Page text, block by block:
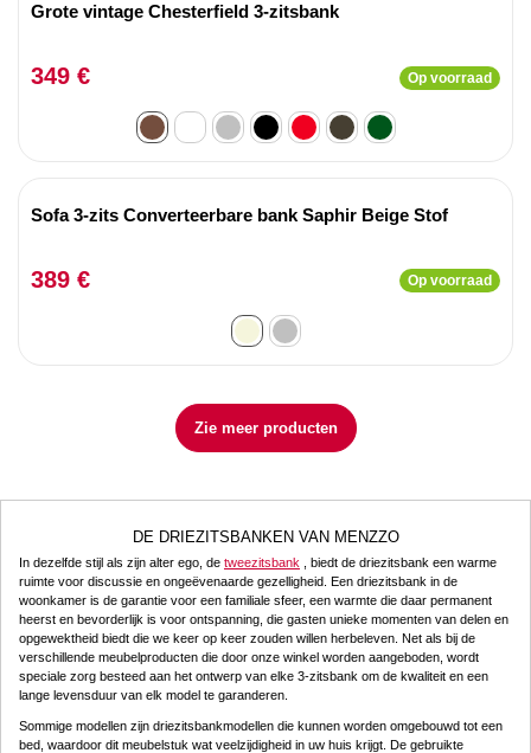
Grote vintage Chesterfield 3-zitsbank
349 € Op voorraad
Sofa 3-zits Converteerbare bank Saphir Beige Stof
389 € Op voorraad
Zie meer producten
DE DRIEZITSBANKEN VAN MENZZO
In dezelfde stijl als zijn alter ego, de tweezitsbank , biedt de driezitsbank een warme
ruimte voor discussie en ongeëvenaarde gezelligheid. Een driezitsbank in de
woonkamer is de garantie voor een familiale sfeer, een warmte die daar permanent
heerst en bevorderlijk is voor ontspanning, die gasten unieke momenten van delen en
opgewektheid biedt die we keer op keer zouden willen herbeleven. Net als bij de
verschillende meubelproducten die door onze winkel worden aangeboden, wordt
speciale zorg besteed aan het ontwerp van elke 3-zitsbank om de kwaliteit en een
lange levensduur van elk model te garanderen.
Sommige modellen zijn driezitsbankmodellen die kunnen worden omgebouwd tot een
bed, waardoor dit meubelstuk wat veelzijdigheid in uw huis krijgt. De gebruikte